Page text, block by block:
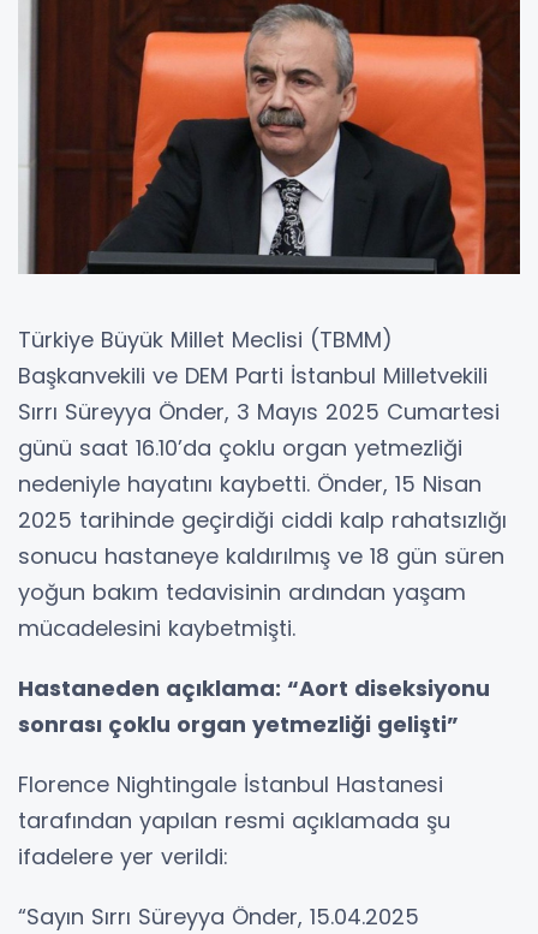
Türkiye Büyük Millet Meclisi (TBMM)
Başkanvekili ve DEM Parti İstanbul Milletvekili
Sırrı Süreyya Önder, 3 Mayıs 2025 Cumartesi
günü saat 16.10’da çoklu organ yetmezliği
nedeniyle hayatını kaybetti. Önder, 15 Nisan
2025 tarihinde geçirdiği ciddi kalp rahatsızlığı
sonucu hastaneye kaldırılmış ve 18 gün süren
yoğun bakım tedavisinin ardından yaşam
mücadelesini kaybetmişti.
Hastaneden açıklama: “Aort diseksiyonu
sonrası çoklu organ yetmezliği gelişti”
Florence Nightingale İstanbul Hastanesi
tarafından yapılan resmi açıklamada şu
ifadelere yer verildi:
“Sayın Sırrı Süreyya Önder, 15.04.2025